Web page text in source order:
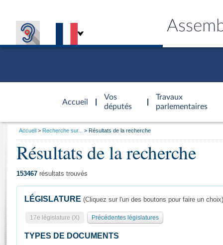
Accueil
d'accueil
Vos
députés
Travaux
parlementaires
Présidence
Séance publique
Général
Rôle et pouvoirs de l'Assemblée
Visiter l'Assemblée
Vous
Accueil Recherche sur... Résultats de la recherche
Résultats de la recherche
153467 résultats trouvés
LÉGISLATURE (Cliquez sur l'un des boutons pour faire un choix)
17e législature (X) Précédentes législatures
TYPES DE DOCUMENTS